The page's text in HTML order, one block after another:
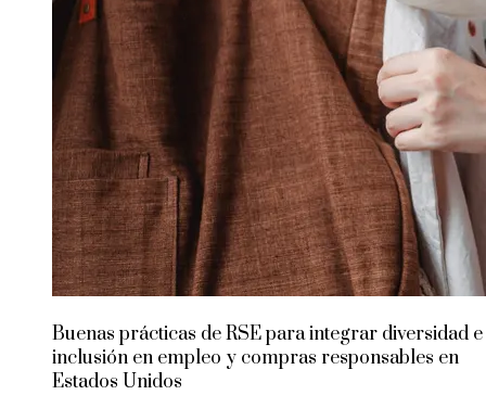
Buenas prácticas de RSE para integrar diversidad e
inclusión en empleo y compras responsables en
Estados Unidos